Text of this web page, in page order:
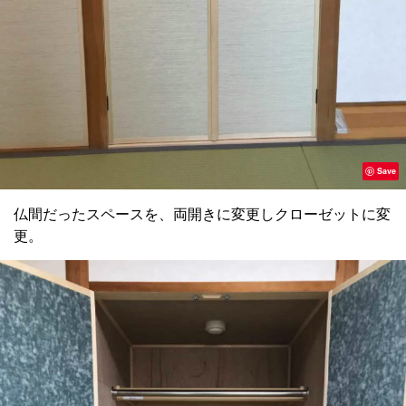
Save
仏間だったスペースを、両開きに変更しクローゼットに変
更。